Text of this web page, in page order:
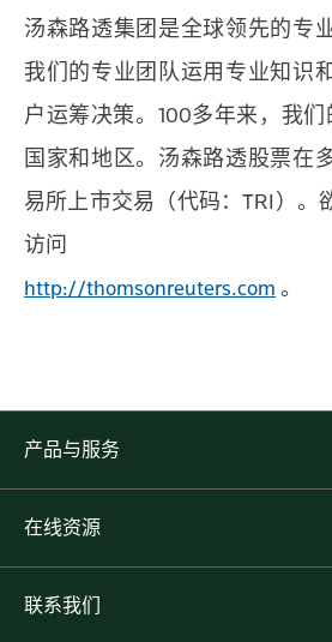
汤森路透集团是全球领先的专
我们的专业团队运用专业知识
户运筹决策。100多年来，我
国家和地区。汤森路透股票在
易所上市交易（代码：TRI）。
访问
http://thomsonreuters.com 。
产品与服务
在线资源
联系我们